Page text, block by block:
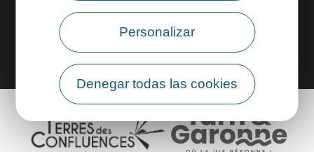
Personalizar
Denegar todas las cookies